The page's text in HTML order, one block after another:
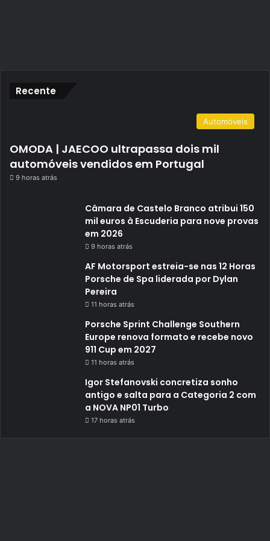
Recente
Automóveis
OMODA | JAECOO ultrapassa dois mil
automóveis vendidos em Portugal
9 horas atrás
Câmara de Castelo Branco atribui 150
mil euros à Escuderia para nove provas
em 2026
9 horas atrás
AF Motorsport estreia-se nas 12 Horas
Porsche de Spa liderada por Dylan
Pereira
11 horas atrás
Porsche Sprint Challenge Southern
Europe renova formato e recebe novo
911 Cup em 2027
11 horas atrás
Igor Stefanovski concretiza sonho
antigo e salta para a Categoria 2 com
a NOVA NP01 Turbo
17 horas atrás